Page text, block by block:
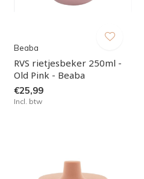
Beaba
RVS rietjesbeker 250ml -
Old Pink - Beaba
€25,99
Incl. btw